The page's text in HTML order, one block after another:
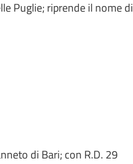
Puglie; riprende il nome di
di Bari; con R.D. 29